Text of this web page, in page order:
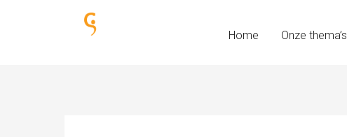
Home Onze thema’s